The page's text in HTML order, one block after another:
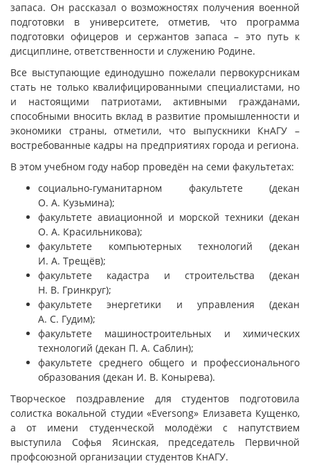
запаса. Он рассказал о возможностях получения военной
подготовки в университете, отметив, что программа
подготовки офицеров и сержантов запаса – это путь к
дисциплине, ответственности и служению Родине.
Все выступающие единодушно пожелали первокурсникам
стать не только квалифицированными специалистами, но
и настоящими патриотами, активными гражданами,
способными вносить вклад в развитие промышленности и
экономики страны, отметили, что выпускники КнАГУ –
востребованные кадры на предприятиях города и региона.
В этом учебном году набор проведён на семи факультетах:
социально-гуманитарном факультете (декан
О. А. Кузьмина);
факультете авиационной и морской техники (декан
О. А. Красильникова);
факультете компьютерных технологий (декан
И. А. Трещёв);
факультете кадастра и строительства (декан
Н. В. Гринкруг);
факультете энергетики и управления (декан
А. С. Гудим);
факультете машиностроительных и химических
технологий (декан П. А. Саблин);
факультете среднего общего и профессионального
образования (декан И. В. Конырева).
Творческое поздравление для студентов подготовила
солистка вокальной студии «Eversong» Елизавета Кущенко,
а от имени студенческой молодёжи с напутствием
выступила Софья Ясинская, председатель Первичной
профсоюзной организации студентов КнАГУ.